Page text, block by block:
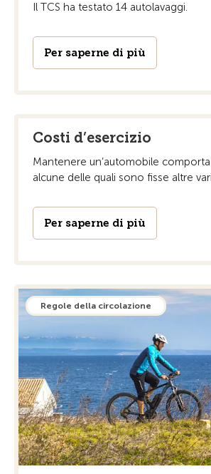
Il TCS ha testato 14 autolavaggi.
Per saperne di più
Costi d’esercizio
Mantenere un’automobile
alcune delle quali sono fisse altre
Per saperne di più
Regole della circolazione